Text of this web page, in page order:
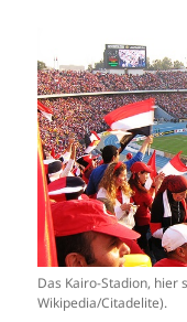
Das Kairo-Stadion, hier
Wikipedia/Citadelite).